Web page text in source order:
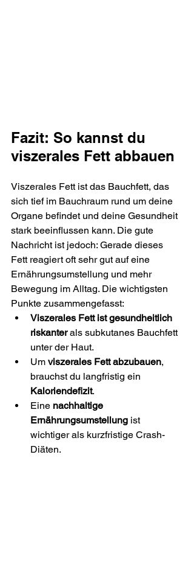
Fazit: So kannst du
viszerales Fett abbauen
Viszerales Fett ist das Bauchfett, das
sich tief im Bauchraum rund um deine
Organe befindet und deine Gesundheit
stark beeinflussen kann. Die gute
Nachricht ist jedoch: Gerade dieses
Fett reagiert oft sehr gut auf eine
Ernährungsumstellung und mehr
Bewegung im Alltag. Die wichtigsten
Punkte zusammengefasst:
Viszerales Fett ist gesundheitlich
riskanter als subkutanes Bauchfett
unter der Haut.
Um viszerales Fett abzubauen,
brauchst du langfristig ein
Kaloriendefizit.
Eine nachhaltige
Ernährungsumstellung ist
wichtiger als kurzfristige Crash-
Diäten.